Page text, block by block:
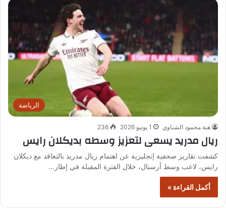
الرياضة
هبة محمود الشناوي 1 يونيو 2026 236
ريال مدريد يسعى لتعزيز وسطه بديكلان رايس
كشفت تقارير صحفية إنجليزية عن اهتمام ريال مدريد بالتعاقد مع ديكلان
رايس، لاعب وسط أرسنال، خلال الفترة المقبلة في إطار…
أكمل القراءة »